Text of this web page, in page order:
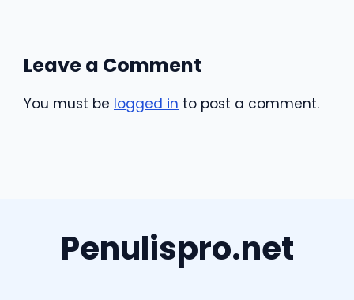
Leave a Comment
You must be logged in to post a comment.
Penulispro.net